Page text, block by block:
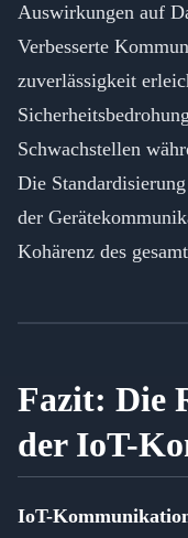
Auswirkungen auf
Verbesserte
zuverlässigkeit
Schwachstellen
Die
der
Kohärenz des
Fazit: Die
der IoT-
IoT-